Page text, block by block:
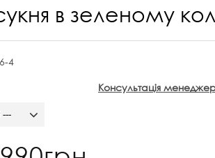
в зеленому
4
Консультація
---